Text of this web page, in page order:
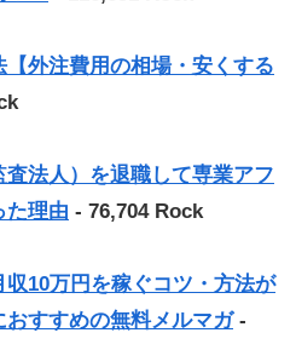
外注費用の相場・安くする
法人）を退職して専業アフ
た理由 - 76,704 Rock
10万円を稼ぐコツ・方法が
すすめの無料メルマガ-